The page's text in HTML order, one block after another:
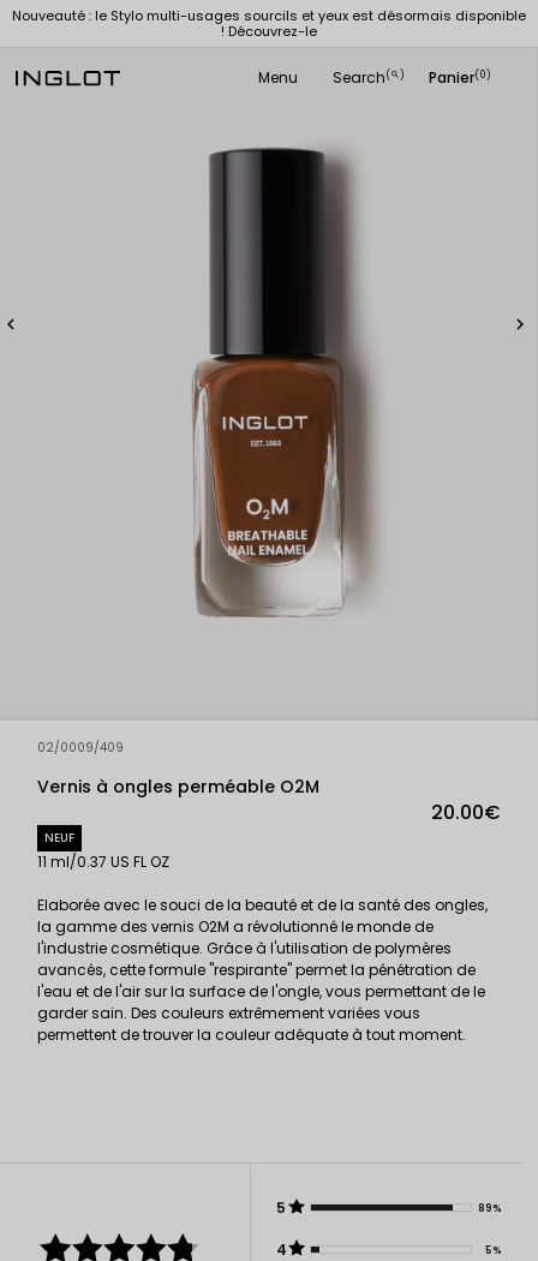
Nouveauté : le Stylo multi-usages sourcils et yeux est désormais disponible
! Découvrez-le
Menu Search(
search ) Panier(0)
 
02/0009/409
Vernis à ongles perméable O2M
20.00€
NEUF
11 ml/0.37 US FL OZ
Elaborée avec le souci de la beauté et de la santé des ongles,
la gamme des vernis O2M a révolutionné le monde de
l'industrie cosmétique. Grâce à l'utilisation de polymères
avancés, cette formule "respirante" permet la pénétration de
l'eau et de l'air sur la surface de l'ongle, vous permettant de le
garder sain. Des couleurs extrêmement variées vous
permettent de trouver la couleur adéquate à tout moment.
5 89%
4 5%